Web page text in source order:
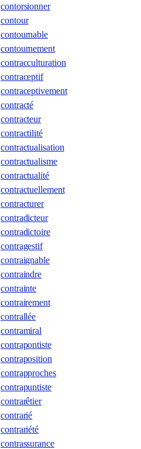
contorsionner
contour
contournable
contournement
contracculturation
contraceptif
contraceptivement
contracté
contracteur
contractilité
contractualisation
contractualisme
contractualité
contractuellement
contracturer
contradicteur
contradictoire
contragestif
contraignable
contraindre
contrainte
contrairement
contrallée
contramiral
contrapontiste
contraposition
contrapproches
contrapuntiste
contrarêtier
contrarié
contrariété
contrassurance